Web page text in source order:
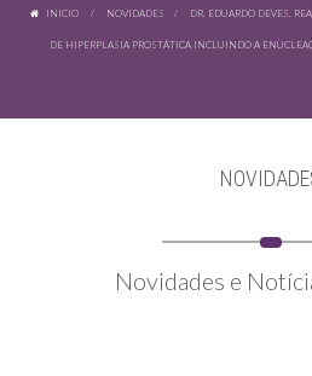
INICIO / NOVIDADES / DR. EDUARDO DEVES,
DE HIPERPLASIA PROSTÁTICA INCLUINDO A
Novidades e